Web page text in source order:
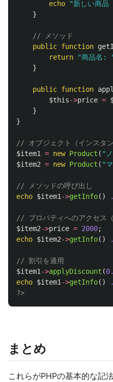
echo
"新しい商品
}
// メソッド
public function
return
"商品名:
}
public function
$this->price =
}
}
// オブジェクト（インスタ
$item1
= new Product ( "
$item2 = new Product ( "
// メソッドの呼び出し
echo $item1 ->getInfo() .
// プロパティへのアクセス（
$item2->price = 2000;
echo $item2->getInfo() .
// 割引を適用
$item1 ->applyDiscount (
echo $item1 ->getInfo() .
?>
まとめ
これらがPHPの基本的な記